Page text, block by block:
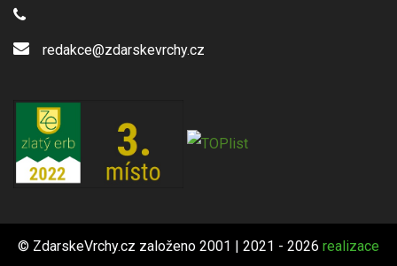
redakce@zdarskevrchy.cz
© ZdarskeVrchy.cz založeno 2001 | 2021 - 2026 realizace